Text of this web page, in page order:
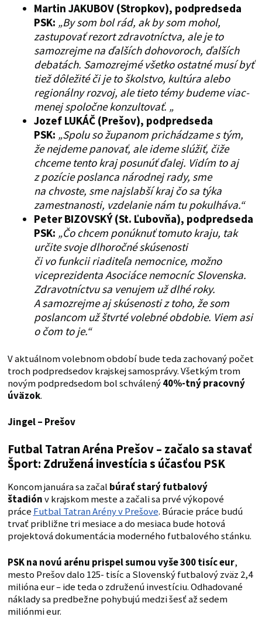
Martin JAKUBOV (Stropkov), podpredseda
PSK: „By som bol rád, ak by som mohol,
zastupovať rezort zdravotníctva, ale je to
samozrejme na ďalších dohovoroch, ďalších
debatách. Samozrejmé všetko ostatné musí byť
tiež dôležité či je to školstvo, kultúra alebo
regionálny rozvoj, ale tieto témy budeme viac-
menej spoločne konzultovať. „
Jozef LUKÁČ (Prešov), podpredseda
PSK: „Spolu so županom prichádzame s tým,
že nejdeme panovať, ale ideme slúžiť, čiže
chceme tento kraj posunúť ďalej. Vidím to aj
z pozície poslanca národnej rady, sme
na chvoste, sme najslabší kraj čo sa týka
zamestnanosti, vzdelanie nám tu pokulháva.“
Peter BIZOVSKÝ (St. Ľubovňa), podpredseda
PSK: „Čo chcem ponúknuť tomuto kraju, tak
určite svoje dlhoročné skúsenosti
či vo funkcii riaditeľa nemocnice, možno
viceprezidenta Asociáce nemocníc Slovenska.
Zdravotníctvu sa venujem už dlhé roky.
A samozrejme aj skúsenosti z toho, že som
poslancom už štvrté volebné obdobie. Viem asi
o čom to je.“
V aktuálnom volebnom období bude teda zachovaný počet
troch podpredsedov krajskej samosprávy. Všetkým trom
novým podpredsedom bol schválený40%-tný pracovný
úväzok.
Jingel – Prešov
Futbal Tatran Aréna Prešov – začalo sa stavať
Šport: Združená investícia s účasťou PSK
Koncom januára sa začal búrať starý futbalový
štadiónv krajskom meste a začali sa prvé výkopové
práce Futbal Tatran Arény v Prešove. Búracie práce budú
trvať približne tri mesiace a do mesiaca bude hotová
projektová dokumentácia moderného futbalového stánku.
PSK na novú arénu prispel sumou vyše 300 tisíc eur,
mesto Prešov dalo 125- tisíc a Slovenský futbalový zväz 2,4
milióna eur – ide teda o združenú investíciu. Odhadované
náklady sa predbežne pohybujú medzi šesť až sedem
miliónmi eur.